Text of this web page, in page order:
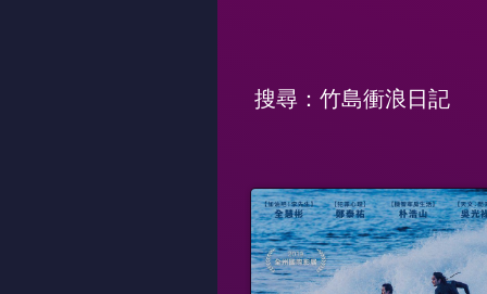
搜尋：竹島衝浪日記